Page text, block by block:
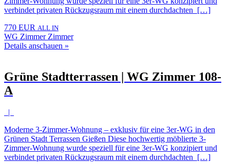
verbindet privaten Rückzugsraum mit einem durchdachten […]
770 EUR ALL IN
WG Zimmer Zimmer
Details anschauen »
Grüne Stadtterrassen | WG Zimmer 108-
A
|
Moderne 3-Zimmer-Wohnung – exklusiv für eine 3er-WG in den
Grünen Stadt Terrassen Gießen Diese hochwertig möblierte 3-
Zimmer-Wohnung wurde speziell für eine 3er-WG konzipiert und
verbindet privaten Rückzugsraum mit einem durchdachten […]